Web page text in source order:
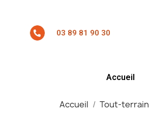
03 89 81 90 30
Accueil
Accueil Tout-terrain